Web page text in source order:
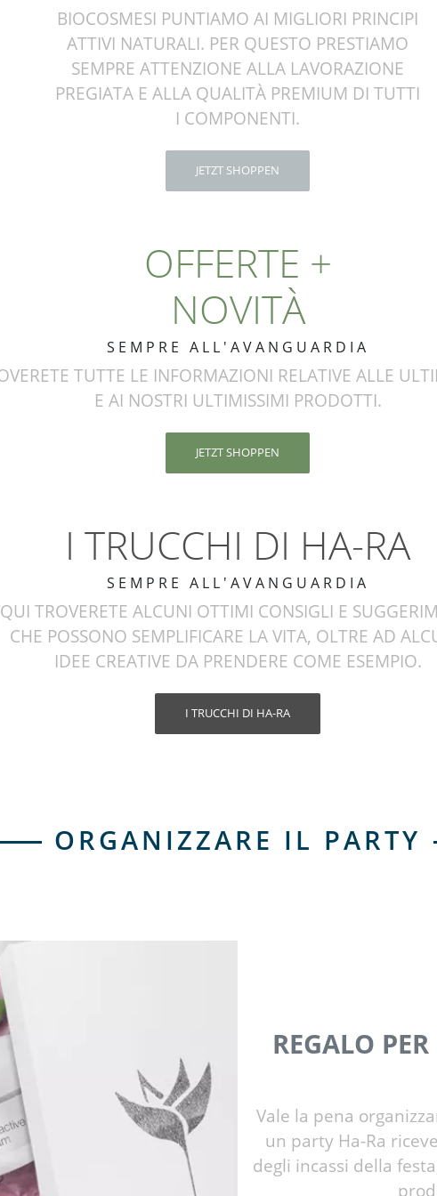
BIOCOSMESI PUNTIAMO AI MIGLIORI PRINCIPI
ATTIVI NATURALI. PER QUESTO PRESTIAMO
SEMPRE ATTENZIONE ALLA LAVORAZIONE
PREGIATA E ALLA QUALITÀ PREMIUM DI TUTTI
I COMPONENTI.
JETZT SHOPPEN
OFFERTE +
NOVITÀ
SEMPRE ALL'AVANGUARDIA
TUTTE LE INFORMAZIONI RELATIVE ALLE
E AI NOSTRI ULTIMISSIMI PRODOTTI.
JETZT SHOPPEN
I TRUCCHI DI HA-RA
SEMPRE ALL'AVANGUARDIA
QUI TROVERETE ALCUNI OTTIMI CONSIGLI E
CHE POSSONO SEMPLIFICARE LA VITA, OLTRE AD
IDEE CREATIVE DA PRENDERE COME ESEMPIO.
I TRUCCHI DI HA-RA
ORGANIZZARE IL PARTY
REGALO
Vale la pena
un party Ha-Ra
degli incassi della